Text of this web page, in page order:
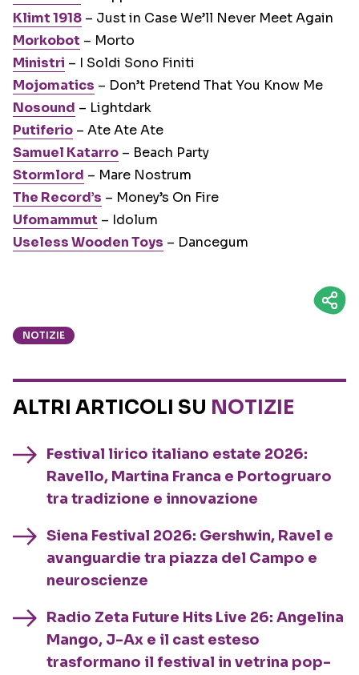
Klimt 1918 – Just in Case We’ll Never Meet Again
Morkobot – Morto
Ministri – I Soldi Sono Finiti
Mojomatics – Don’t Pretend That You Know Me
Nosound – Lightdark
Putiferio – Ate Ate Ate
Samuel Katarro – Beach Party
Stormlord – Mare Nostrum
The Record’s – Money’s On Fire
Ufomammut – Idolum
Useless Wooden Toys – Dancegum
NOTIZIE
ALTRI ARTICOLI SU NOTIZIE
Festival lirico italiano estate 2026:
Ravello, Martina Franca e Portogruaro
tra tradizione e innovazione
Siena Festival 2026: Gershwin, Ravel e
avanguardie tra piazza del Campo e
neuroscienze
Radio Zeta Future Hits Live 26: Angelina
Mango, J-Ax e il cast esteso
trasformano il festival in vetrina pop-